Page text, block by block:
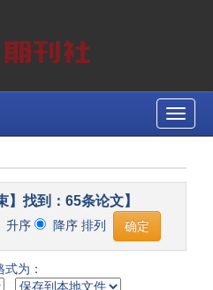
Toggle
】找到：65条论文】
升序 降序 排列
为：